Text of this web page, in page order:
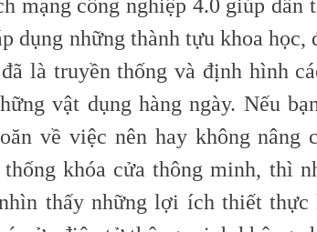
mạng công nghiệp 4.0 giúp dần
dụng những thành tựu khoa học,
là truyền thống và định hình
vật dụng hàng ngày. Nếu
về việc nên hay không nâng
khóa cửa thông minh, thì
thấy những lợi ích thiết